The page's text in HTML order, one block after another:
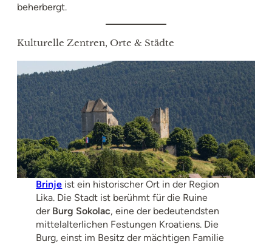
beherbergt.
Kulturelle Zentren, Orte & Städte
Brinje ist ein historischer Ort in der Region
Lika. Die Stadt ist berühmt für die Ruine
der Burg Sokolac, eine der bedeutendsten
mittelalterlichen Festungen Kroatiens. Die
Burg, einst im Besitz der mächtigen Familie